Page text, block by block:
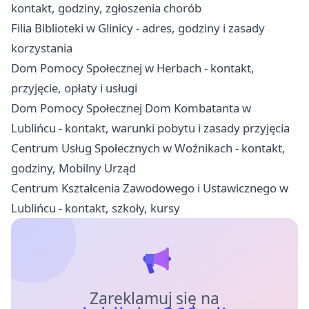
kontakt, godziny, zgłoszenia chorób
Filia Biblioteki w Glinicy - adres, godziny i zasady
korzystania
Dom Pomocy Społecznej w Herbach - kontakt,
przyjęcie, opłaty i usługi
Dom Pomocy Społecznej Dom Kombatanta w
Lublińcu - kontakt, warunki pobytu i zasady przyjęcia
Centrum Usług Społecznych w Woźnikach - kontakt,
godziny, Mobilny Urząd
Centrum Kształcenia Zawodowego i Ustawicznego w
Lublińcu - kontakt, szkoły, kursy
Zareklamuj się na